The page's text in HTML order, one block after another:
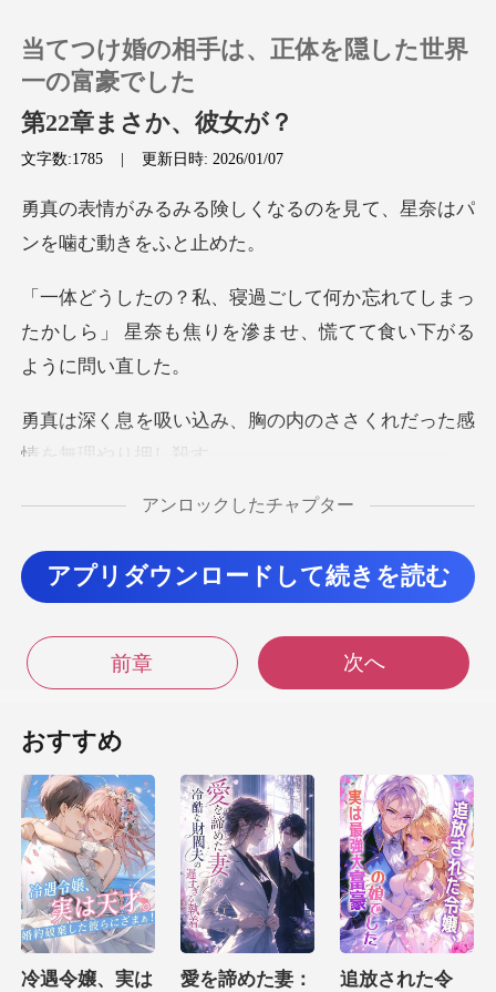
チャージ
閲覧履歴
ログアウトします
検索
当てつけ婚の相手は、正体を隠した世界
一の富豪でした
第22章まさか、彼女が？
文字数:1785 |更新日時: 2026/01/07
くなるのを見て、星奈はパ
れてしまっ
たかしら」 星奈も焦りを滲ま
、胸の内のささくれだっ
自制心を思い出すと、
ともしなかった。そ
のまま車椅子
い。俺は
勇真を怒ら
せるようなことをしてしまった
アンロックしたチャプター
アプリダウンロードして続きを読む
前章 次へ
おすすめ
冷遇令嬢、実は
愛を諦めた妻：
追放された令